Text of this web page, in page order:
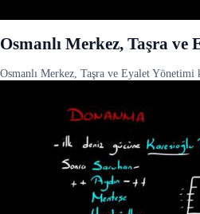
Osmanlı Merkez, Taşra ve
Osmanlı Merkez, Taşra ve Eyalet